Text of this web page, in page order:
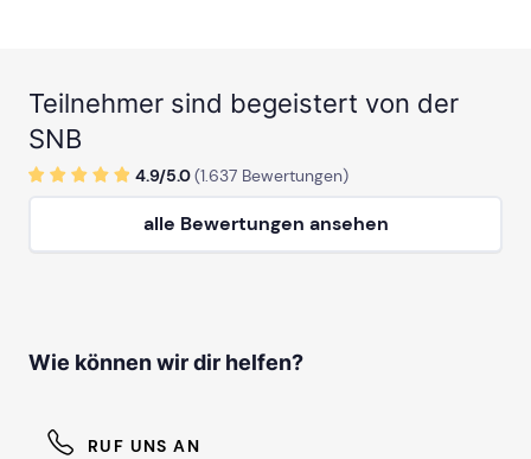
Teilnehmer sind begeistert von der
SNB
4.9/5.0(1.637 Bewertungen)
alle Bewertungen ansehen
Wie können wir dir helfen?
RUF UNS AN